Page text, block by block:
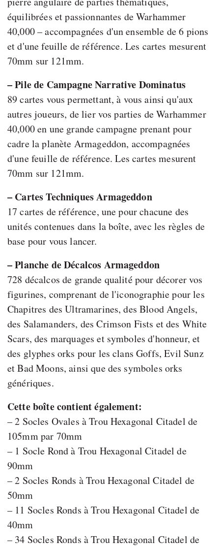
équilibrées et passionnantes de Warhammer
40,000 – accompagnées d'un ensemble de 6 pions
et d'une feuille de référence. Les cartes mesurent
70mm sur 121mm.
– Pile de Campagne Narrative Dominatus
89 cartes vous permettant, à vous ainsi qu'aux
autres joueurs, de lier vos parties de Warhammer
40,000 en une grande campagne prenant pour
cadre la planète Armageddon, accompagnées
d'une feuille de référence. Les cartes mesurent
70mm sur 121mm.
– Cartes Techniques Armageddon
17 cartes de référence, une pour chacune des
unités contenues dans la boîte, avec les règles de
base pour vous lancer.
– Planche de Décalcos Armageddon
728 décalcos de grande qualité pour décorer vos
figurines, comprenant de l'iconographie pour les
Chapitres des Ultramarines, des Blood Angels,
des Salamanders, des Crimson Fists et des White
Scars, des marquages et symboles d'honneur, et
des glyphes orks pour les clans Goffs, Evil Sunz
et Bad Moons, ainsi que des symboles orks
génériques.
Cette boîte contient également:
– 2 Socles Ovales à Trou Hexagonal Citadel de
105mm par 70mm
– 1 Socle Rond à Trou Hexagonal Citadel de
90mm
– 2 Socles Ronds à Trou Hexagonal Citadel de
50mm
– 11 Socles Ronds à Trou Hexagonal Citadel de
40mm
– 34 Socles Ronds à Trou Hexagonal Citadel de